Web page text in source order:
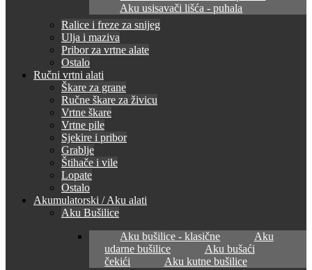
Aku usisavači lišća - puhala
Ralice i freze za snijeg
Ulja i maziva
Pribor za vrtne alate
Ostalo
Ručni vrtni alati
Škare za grane
Ručne škare za živicu
Vrtne škare
Vrtne pile
Sjekire i pribor
Grablje
Štihače i vile
Lopate
Ostalo
Akumulatorski / Aku alati
Aku Bušilice
Aku bušilice - klasične
Aku
udarne bušilice
Aku bušaći
čekići
Aku kutne bušilice